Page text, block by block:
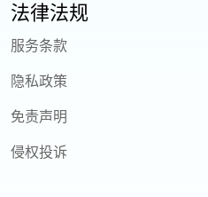
法律法规
服务条款
隐私政策
免责声明
侵权投诉